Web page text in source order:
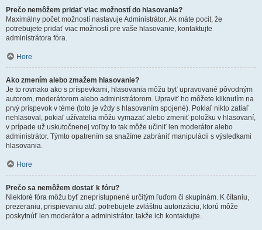
Prečo nemôžem pridať viac možností do hlasovania?
Maximálny počet možností nastavuje Administrátor. Ak máte pocit, že
potrebujete pridať viac možností pre vaše hlasovanie, kontaktujte
administrátora fóra.
Hore
Ako zmením alebo zmažem hlasovanie?
Je to rovnako ako s príspevkami, hlasovania môžu byť upravované pôvodným
autorom, moderátorom alebo administrátorom. Upraviť ho môžete kliknutím na
prvý príspevok v téme (toto je vždy s hlasovaním spojené). Pokiaľ nikto zatiaľ
nehlasoval, pokiaľ užívatelia môžu vymazať alebo zmeniť položku v hlasovaní,
v prípade už uskutočnenej voľby to tak môže učiniť len moderátor alebo
administrátor. Týmto opatrením sa snažíme zabrániť manipulácii s výsledkami
hlasovania.
Hore
Prečo sa nemôžem dostať k fóru?
Niektoré fóra môžu byť zneprístupnené určitým ľuďom či skupinám. K čítaniu,
prezeraniu, prispievaniu atď. potrebujete zvláštnu autorizáciu, ktorú môže
poskytnúť len moderátor a administrátor, takže ich kontaktujte.